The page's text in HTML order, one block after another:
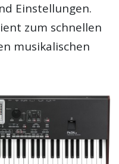
Einstellungen.
zum schnellen
musikalischen